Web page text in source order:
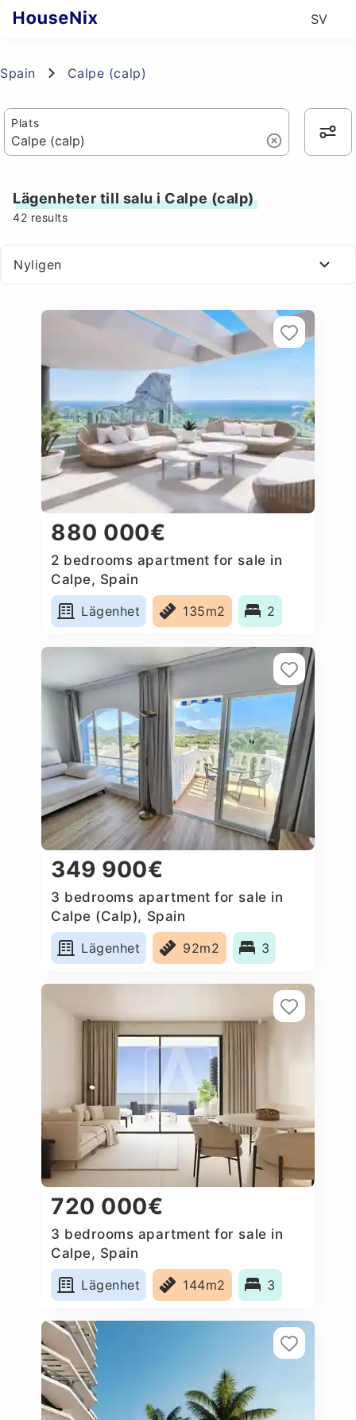
SV
Spain Calpe (calp)
Plats
Lägenheter till salu i Calpe (calp)
42 results
Nyligen
880 000€
2 bedrooms apartment for sale in
Calpe, Spain
Lägenhet
135m2 2
349 900€
3 bedrooms apartment for sale in
Calpe (Calp), Spain
Lägenhet
92m2 3
720 000€
3 bedrooms apartment for sale in
Calpe, Spain
Lägenhet
144m2 3